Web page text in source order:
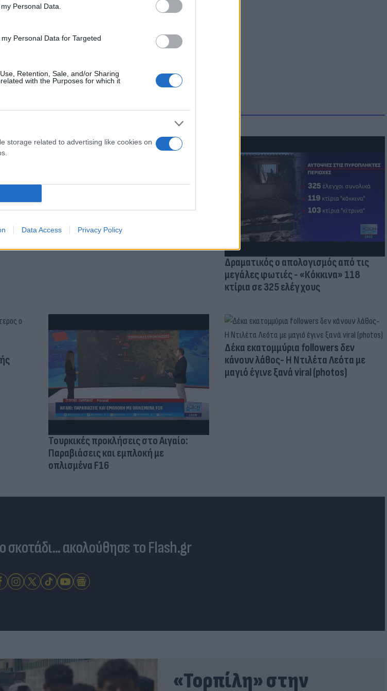
Personal Data.
Personal Data for Targeted
Retention, Sale, and/or Sharing
with the Purposes for which it
storage related to advertising like cookies on
Data Access Privacy Policy
του
Και οι μαϊμούδες έχουν κατοικίδια! Οι
"φιλίες" μεταξύ διαφορετικών ειδών
Δραματικός ο απολογισμός από τις
μεγάλες φωτιές - «Κόκκινα» 118
κτίρια σε 325 ελέγχους
Τουρκικές προκλήσεις στο Αιγαίο:
Παραβιάσεις και εμπλοκή με
οπλισμένα F16
Δέκα εκατομμύρια followers δεν
κάνουν λάθος- Η Ντιλέτα Λεότα με
μαγιό έγινε ξανά viral (photos)
σκοτάδι... ακολούθησε το Flash.gr
«Τορπίλη» στην